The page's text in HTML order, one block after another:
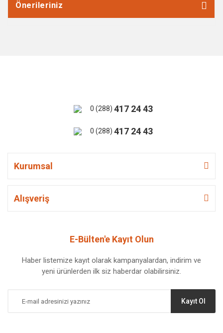
Önerileriniz
0 (288) 417 24 43
0 (288) 417 24 43
Kurumsal
Alışveriş
E-Bülten'e Kayıt Olun
Haber listemize kayıt olarak kampanyalardan, indirim ve
yeni ürünlerden ilk siz haberdar olabilirsiniz.
Kayıt Ol